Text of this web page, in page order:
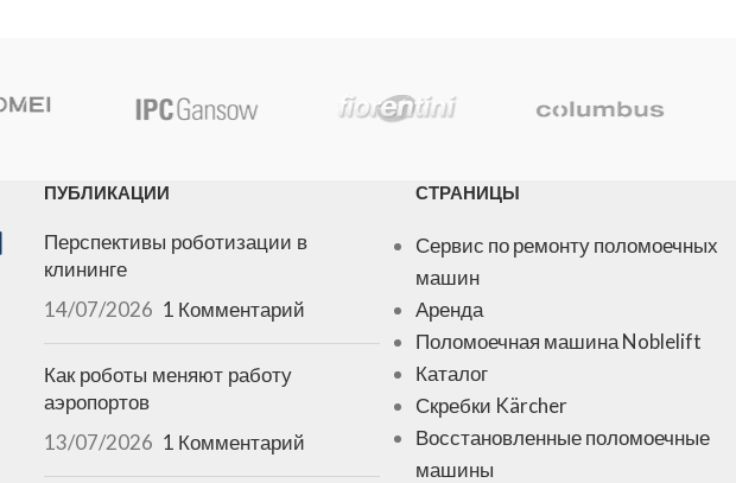
ПУБЛИКАЦИИ
Перспективы роботизации в
клининге
14/07/2026 1 Комментарий
Как роботы меняют работу
аэропортов
13/07/2026 1 Комментарий
СТРАНИЦЫ
Сервис по ремонту поломоечных
машин
Аренда
Поломоечная машина Noblelift
Каталог
Скребки Kärcher
Восстановленные поломоечные
машины